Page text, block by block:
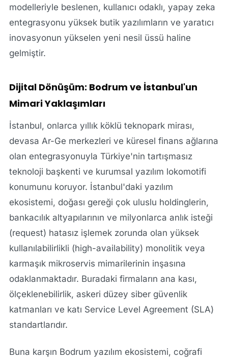
modelleriyle beslenen, kullanıcı odaklı, yapay zeka
entegrasyonu yüksek butik yazılımların ve yaratıcı
inovasyonun yükselen yeni nesil üssü haline
gelmiştir.
Dijital Dönüşüm: Bodrum ve İstanbul'un
Mimari Yaklaşımları
İstanbul, onlarca yıllık köklü teknopark mirası,
devasa Ar-Ge merkezleri ve küresel finans ağlarına
olan entegrasyonuyla Türkiye'nin tartışmasız
teknoloji başkenti ve kurumsal yazılım lokomotifi
konumunu koruyor. İstanbul'daki yazılım
ekosistemi, doğası gereği çok uluslu holdinglerin,
bankacılık altyapılarının ve milyonlarca anlık isteği
(request) hatasız işlemek zorunda olan yüksek
kullanılabilirlikli (high-availability) monolitik veya
karmaşık mikroservis mimarilerinin inşasına
odaklanmaktadır. Buradaki firmaların ana kası,
ölçeklenebilirlik, askeri düzey siber güvenlik
katmanları ve katı Service Level Agreement (SLA)
standartlarıdır.
Buna karşın Bodrum yazılım ekosistemi, coğrafi